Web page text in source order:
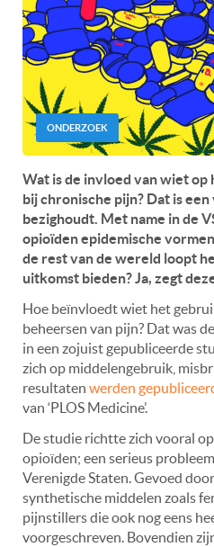
ONDERZOEK
Wat is de invloed van wiet
bij chronische pijn? Dat is
bezighoudt. Met name in de
opioïden epidemische
de rest van de wereld loopt
uitkomst bieden? Ja, zegt
Hoe beïnvloedt wiet het
beheersen van pijn? Dat was
in een zojuist gepubliceerde
zich op middelengebruik,
resultaten werden
van ‘PLOS Medicine’.
De studie richtte zich vooral
opioïden; een serieus
Verenigde Staten. Gevoed
synthetische middelen zoals
pijnstillers die ook nog eens
voorgeschreven. Bovendien